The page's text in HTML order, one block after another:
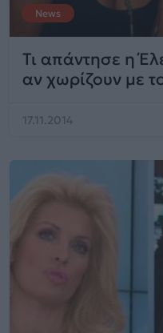
News
Τι απάντησε η
αν χωρίζουν με
17.11.2014